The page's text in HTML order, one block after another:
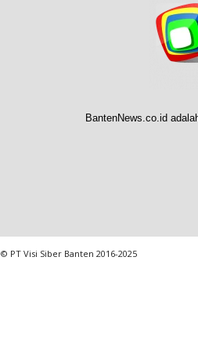
BantenNews.co.id
© PT Visi Siber Banten 2016-2025